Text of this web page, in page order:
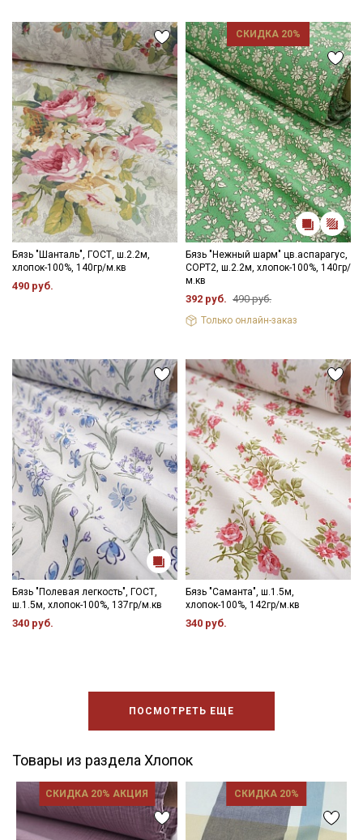
Бязь "Шанталь", ГОСТ, ш.2.2м,
хлопок-100%, 140гр/м.кв
490 руб.
СКИДКА 20%
Бязь "Нежный шарм" цв.аспарагус,
СОРТ2, ш.2.2м, хлопок-100%, 140гр/
м.кв
392 руб. 490 руб.
Только онлайн-заказ
Бязь "Полевая легкость", ГОСТ,
ш.1.5м, хлопок-100%, 137гр/м.кв
340 руб.
Бязь "Саманта", ш.1.5м,
хлопок-100%, 142гр/м.кв
340 руб.
ПОСМОТРЕТЬ ЕЩЕ
Товары из раздела Хлопок
СКИДКА 20% АКЦИЯ СКИДКА 20%